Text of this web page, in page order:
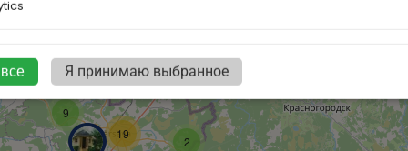
2
9
19
Я принимаю выбранное